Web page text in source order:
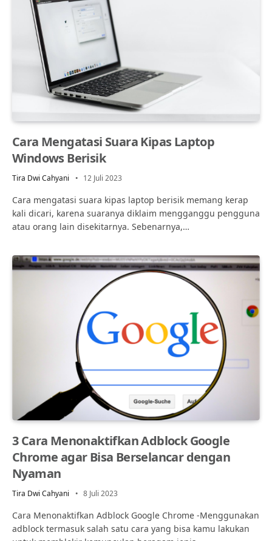
Cara Mengatasi Suara Kipas Laptop
Windows Berisik
Tira Dwi Cahyani 12 Juli 2023
Cara mengatasi suara kipas laptop berisik memang kerap
kali dicari, karena suaranya diklaim mengganggu pengguna
atau orang lain disekitarnya. Sebenarnya,…
3 Cara Menonaktifkan Adblock Google
Chrome agar Bisa Berselancar dengan
Nyaman
Tira Dwi Cahyani 8 Juli 2023
Cara Menonaktifkan Adblock Google Chrome -Menggunakan
adblock termasuk salah satu cara yang bisa kamu lakukan